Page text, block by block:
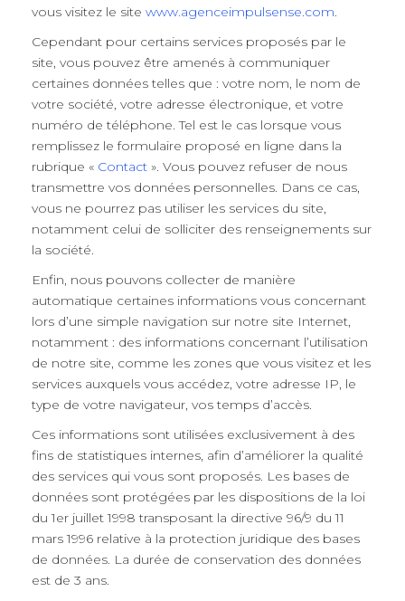
vous visitez le site www.agenceimpulsense.com.
Cependant pour certains services proposés par le
site, vous pouvez être amenés à communiquer
certaines données telles que : votre nom, le nom de
votre société, votre adresse électronique, et votre
numéro de téléphone. Tel est le cas lorsque vous
remplissez le formulaire proposé en ligne dans la
rubrique « Contact ». Vous pouvez refuser de nous
transmettre vos données personnelles. Dans ce cas,
vous ne pourrez pas utiliser les services du site,
notamment celui de solliciter des renseignements sur
la société.
Enfin, nous pouvons collecter de manière
automatique certaines informations vous concernant
lors d’une simple navigation sur notre site Internet,
notamment : des informations concernant l’utilisation
de notre site, comme les zones que vous visitez et les
services auxquels vous accédez, votre adresse IP, le
type de votre navigateur, vos temps d’accès.
Ces informations sont utilisées exclusivement à des
fins de statistiques internes, afin d’améliorer la qualité
des services qui vous sont proposés. Les bases de
données sont protégées par les dispositions de la loi
du 1er juillet 1998 transposant la directive 96/9 du 11
mars 1996 relative à la protection juridique des bases
de données. La durée de conservation des données
est de 3 ans.